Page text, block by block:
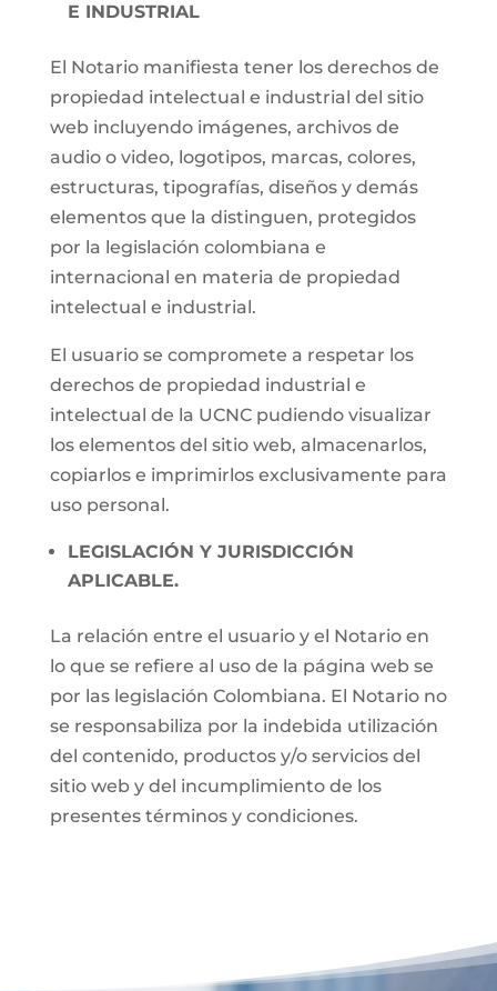
E INDUSTRIAL
El Notario manifiesta tener los derechos de
propiedad intelectual e industrial del sitio
web incluyendo imágenes, archivos de
audio o video, logotipos, marcas, colores,
estructuras, tipografías, diseños y demás
elementos que la distinguen, protegidos
por la legislación colombiana e
internacional en materia de propiedad
intelectual e industrial.
El usuario se compromete a respetar los
derechos de propiedad industrial e
intelectual de la UCNC pudiendo visualizar
los elementos del sitio web, almacenarlos,
copiarlos e imprimirlos exclusivamente para
uso personal.
LEGISLACIÓN Y JURISDICCIÓN
APLICABLE.
La relación entre el usuario y el Notario en
lo que se refiere al uso de la página web se
por las legislación Colombiana. El Notario no
se responsabiliza por la indebida utilización
del contenido, productos y/o servicios del
sitio web y del incumplimiento de los
presentes términos y condiciones.